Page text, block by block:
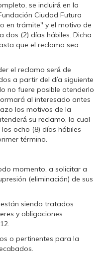
se incluirá́ en la
Ciudad Futura
en trámite" y el motivo de
dos (2) días hábiles. Dicha
que el reclamo sea
el reclamo será́ de
a partir del día siguiente
no fuere posible atenderlo
al interesado antes
los motivos de la
su reclamo, la cual
ocho (8) días hábiles
término.
momento, a solicitar a
(eliminación) de sus
siendo tratados
y obligaciones
o pertinentes para la